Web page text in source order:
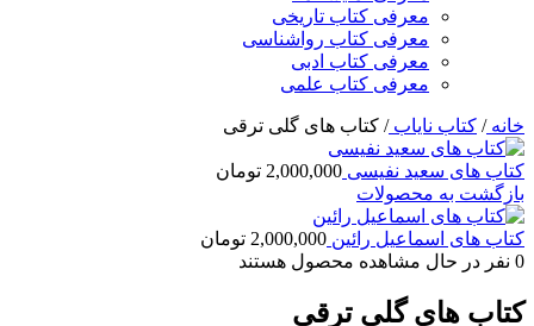
معرفی کتاب تاریخی
معرفی کتاب رواشناسی
معرفی کتاب ادبی
معرفی کتاب علمی
خانه/ کتاب نایاب/ کتاب های گلی ترقی
کتاب های سعید نفیسی 2,000,000 تومان
بازگشت به محصولات
کتاب های اسماعیل رائین 2,000,000 تومان
0 نفر در حال مشاهده محصول هستند
کتاب های گلی ترقی